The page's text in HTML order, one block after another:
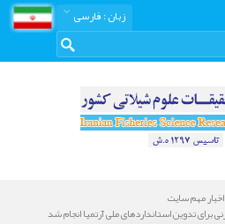
زبان: فارسی
اخبار مهم سایت